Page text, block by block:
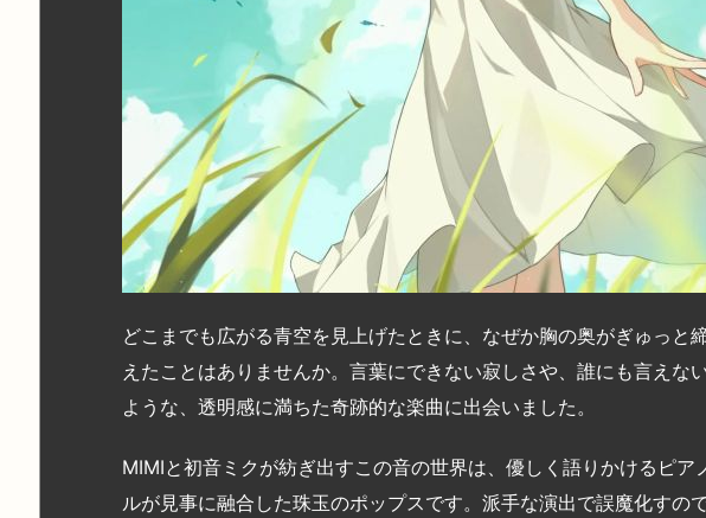
どこまでも広がる青空を見上げたときに、なぜか胸の奥がぎゅっと
えたことはありませんか。言葉にできない寂しさや、誰にも言えな
ような、透明感に満ちた奇跡的な楽曲に出会いました。
MIMIと初音ミクが紡ぎ出すこの音の世界は、優しく語りかけるピア
ルが見事に融合した珠玉のポップスです。派手な演出で誤魔化すの